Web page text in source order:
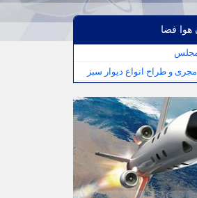
هوا فضا
مجلس
و طراح انواع دیوار سبز